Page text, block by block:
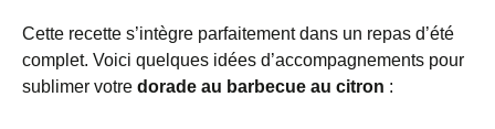
Cette recette s’intègre parfaitement dans un repas d’été
complet. Voici quelques idées d’accompagnements pour
sublimer votre dorade au barbecue au citron :